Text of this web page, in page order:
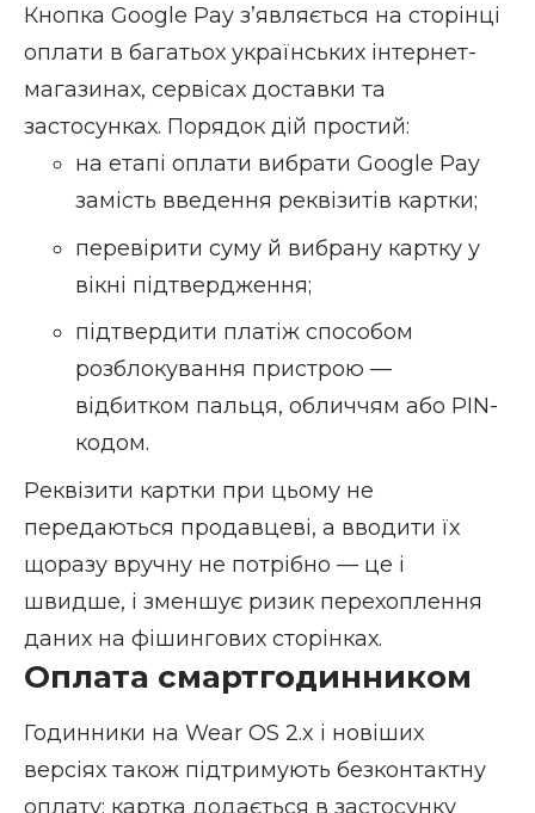
Кнопка Google Pay зʼявляється на сторінці
оплати в багатьох українських інтернет-
магазинах, сервісах доставки та
застосунках. Порядок дій простий:
на етапі оплати вибрати Google Pay
замість введення реквізитів картки;
перевірити суму й вибрану картку у
вікні підтвердження;
підтвердити платіж способом
розблокування пристрою —
відбитком пальця, обличчям або PIN-
кодом.
Реквізити картки при цьому не
передаються продавцеві, а вводити їх
щоразу вручну не потрібно — це і
швидше, і зменшує ризик перехоплення
даних на фішингових сторінках.
Оплата смартгодинником
Годинники на Wear OS 2.x і новіших
версіях також підтримують безконтактну
оплату: картка додається в застосунку